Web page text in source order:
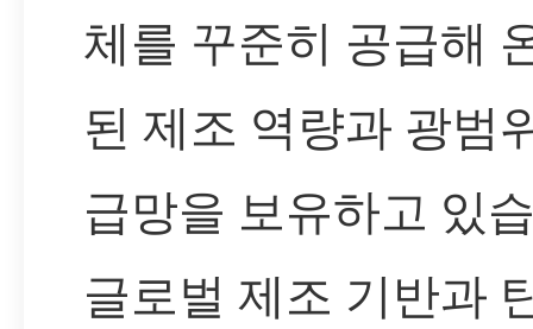
체를 꾸준히 공급해
된 제조 역량과 광범
급망을 보유하고 있
글로벌 제조 기반과